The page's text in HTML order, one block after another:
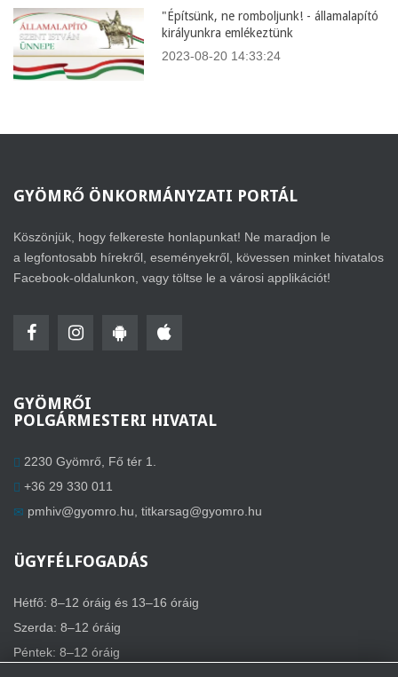
"Építsünk, ne romboljunk! - államalapító
királyunkra emlékeztünk
2023-08-20 14:33:24
GYÖMRŐ ÖNKORMÁNYZATI PORTÁL
Köszönjük, hogy felkereste honlapunkat! Ne maradjon le
a legfontosabb hírekről, eseményekről, kövessen minket hivatalos
Facebook-oldalunkon, vagy töltse le a városi applikációt!
GYÖMRŐI
POLGÁRMESTERI HIVATAL
2230 Gyömrő, Fő tér 1.
+36 29 330 011
pmhiv@gyomro.hu, titkarsag@gyomro.hu
ÜGYFÉLFOGADÁS
Hétfő: 8–12 óráig és 13–16 óráig
Szerda: 8–12 óráig
Péntek: 8–12 óráig